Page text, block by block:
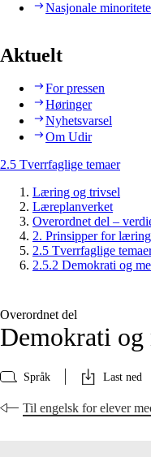
Nasjonale
Aktuelt
For pressen
Høringer
Nyhetsvarsel
Om Udir
2.5 Tverrfaglige temaer
Læring og trivsel
Læreplanverket
Overordnet del –
2. Prinsipper for
2.5 Tverrfaglige
2.5.2 Demokrati og
Overordnet del
Demokrati og
Språk Last ned
Til engelsk for elever